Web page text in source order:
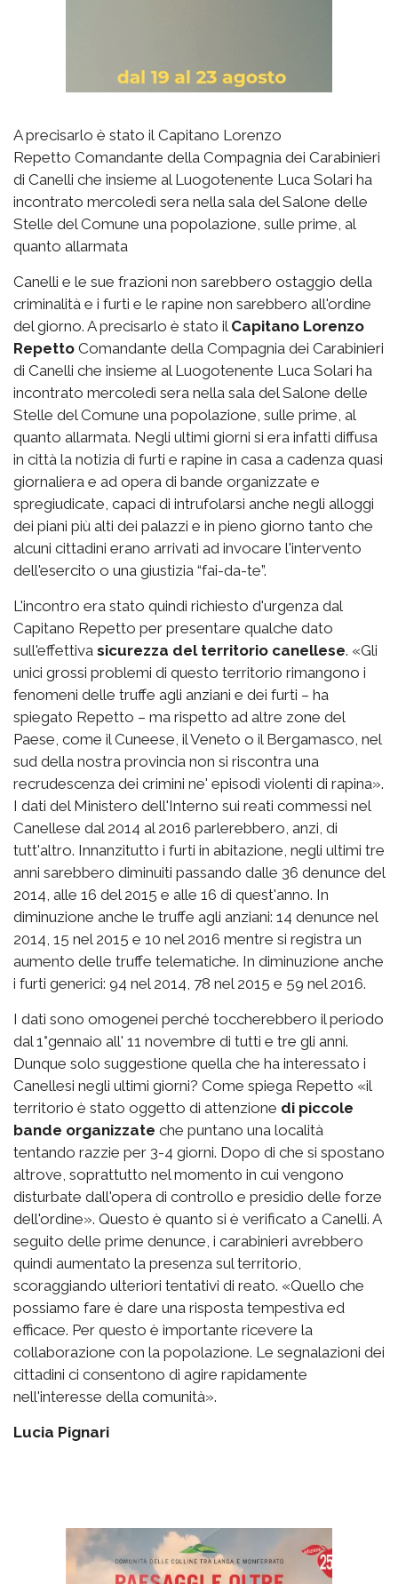
A precisarlo è stato il Capitano Lorenzo
Repetto Comandante della Compagnia dei Carabinieri
di Canelli che insieme al Luogotenente Luca Solari ha
incontrato mercoledì sera nella sala del Salone delle
Stelle del Comune una popolazione, sulle prime, al
quanto allarmata
Canelli e le sue frazioni non sarebbero ostaggio della
criminalità e i furti e le rapine non sarebbero all'ordine
del giorno. A precisarlo è stato il Capitano Lorenzo
Repetto Comandante della Compagnia dei Carabinieri
di Canelli che insieme al Luogotenente Luca Solari ha
incontrato mercoledì sera nella sala del Salone delle
Stelle del Comune una popolazione, sulle prime, al
quanto allarmata. Negli ultimi giorni si era infatti diffusa
in città la notizia di furti e rapine in casa a cadenza quasi
giornaliera e ad opera di bande organizzate e
spregiudicate, capaci di intrufolarsi anche negli alloggi
dei piani più alti dei palazzi e in pieno giorno tanto che
alcuni cittadini erano arrivati ad invocare l'intervento
dell'esercito o una giustizia “fai-da-te”.
L'incontro era stato quindi richiesto d'urgenza dal
Capitano Repetto per presentare qualche dato
sull'effettiva sicurezza del territorio canellese. «Gli
unici grossi problemi di questo territorio rimangono i
fenomeni delle truffe agli anziani e dei furti – ha
spiegato Repetto – ma rispetto ad altre zone del
Paese, come il Cuneese, il Veneto o il Bergamasco, nel
sud della nostra provincia non si riscontra una
recrudescenza dei crimini ne' episodi violenti di rapina».
I dati del Ministero dell'Interno sui reati commessi nel
Canellese dal 2014 al 2016 parlerebbero, anzi, di
tutt'altro. Innanzitutto i furti in abitazione, negli ultimi tre
anni sarebbero diminuiti passando dalle 36 denunce del
2014, alle 16 del 2015 e alle 16 di quest'anno. In
diminuzione anche le truffe agli anziani: 14 denunce nel
2014, 15 nel 2015 e 10 nel 2016 mentre si registra un
aumento delle truffe telematiche. In diminuzione anche
i furti generici: 94 nel 2014, 78 nel 2015 e 59 nel 2016.
I dati sono omogenei perché toccherebbero il periodo
dal 1°gennaio all' 11 novembre di tutti e tre gli anni.
Dunque solo suggestione quella che ha interessato i
Canellesi negli ultimi giorni? Come spiega Repetto «il
territorio è stato oggetto di attenzione di piccole
bande organizzate che puntano una località
tentando razzie per 3-4 giorni. Dopo di che si spostano
altrove, soprattutto nel momento in cui vengono
disturbate dall'opera di controllo e presidio delle forze
dell'ordine». Questo è quanto si è verificato a Canelli. A
seguito delle prime denunce, i carabinieri avrebbero
quindi aumentato la presenza sul territorio,
scoraggiando ulteriori tentativi di reato. «Quello che
possiamo fare è dare una risposta tempestiva ed
efficace. Per questo è importante ricevere la
collaborazione con la popolazione. Le segnalazioni dei
cittadini ci consentono di agire rapidamente
nell'interesse della comunità».
Lucia Pignari